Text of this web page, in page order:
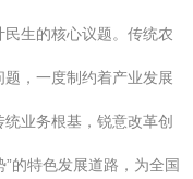
生的核心议题。传统农
，一度制约着产业发展
业务根基，锐意改革创
”的特色发展道路，为全国